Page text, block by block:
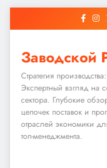
Заводской
Стратегия
Экспертный взгляд на
сектора. Глубокие
цепочек поставок и
отраслей экономики
топ-менеджмента.